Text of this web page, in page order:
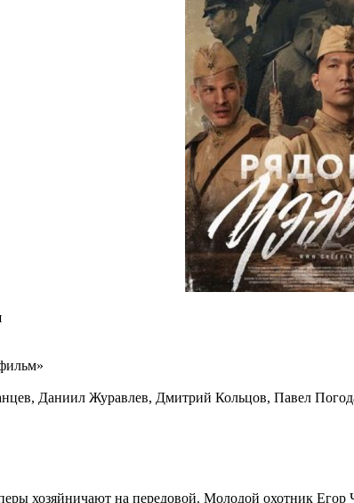
Даниил Журавлев, Дмитрий Кольцов, Павел
хозяйничают на передовой. Молодой охотник